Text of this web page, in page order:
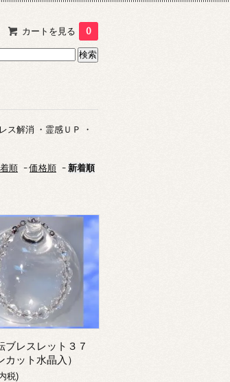
カートを見る 0
解消 ・霊感ＵＰ ・
順 -価格順 -新着順
ブレスレット３７
カット水晶入）
税)